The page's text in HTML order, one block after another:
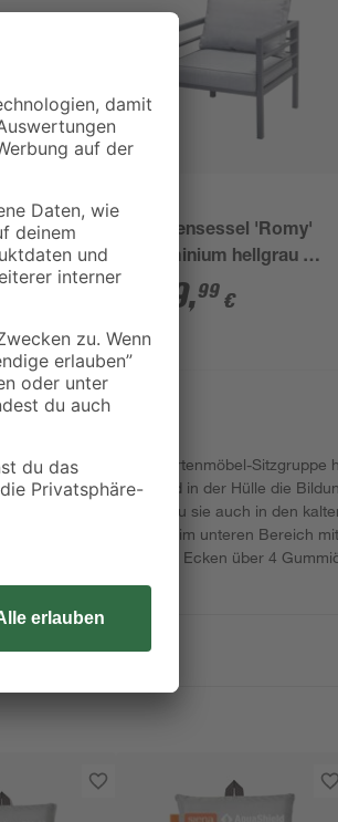
Gartensessel 'Romy'
Aluminium hellgrau 68
x 65 x 70 cm
179,99 €
bietet für deine Gartenmöbel-Sitzgruppe
System Active Air wird in der Hülle die
reduziert, sodass du sie auch in den
kannst. Du kannst sie im unteren Bereich
die Schutzhülle in den Ecken über 4